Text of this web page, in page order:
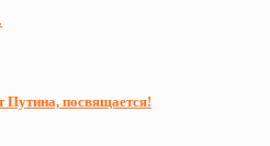
Путина, посвящается!